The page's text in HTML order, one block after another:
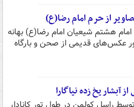
از حرم امام رضا(ع)
امام هشتم شیعیان امام رضا(ع) بهانه
عکس‌های قدیمی از صحن و بارگاه
آبشار یخ زده نیاگارا